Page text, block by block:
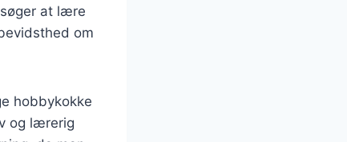
at lære
om
hobbykokke
og lærerig